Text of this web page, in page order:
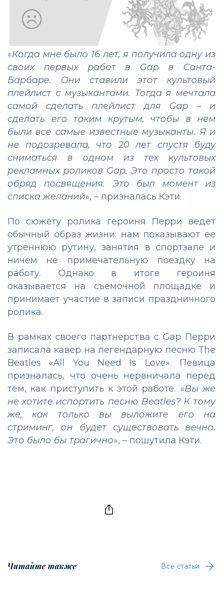
«Когда мне было 16 лет, я получила одну из
своих первых работ в Gap в Санта-
Барбаре. Они ставили этот культовый
плейлист с музыкантами. Тогда я мечтала
самой сделать плейлист для Gap – и
сделать его таким крутым, чтобы в нем
были все самые известные музыканты. Я и
не подозревала, что 20 лет спустя буду
сниматься в одном из тех культовых
рекламных роликов Gap. Это просто такой
обряд посвящения. Это был момент из
списка желаний», – призналась Кэти.
По сюжету ролика героиня Перри ведет
обычный образ жизни: нам показывают ее
утреннюю рутину, занятия в спортзале и
ничем не примечательную поездку на
работу. Однако в итоге героиня
оказывается на съемочной площадке и
принимает участие в записи праздничного
ролика.
В рамках своего партнерства с Gap Перри
записала кавер на легендарную песню The
Beatles «All You Need Is Love». Певица
призналась, что очень нервничала перед
тем, как приступить к этой работе. «Вы же
не хотите испортить песню Beatles? К тому
же, как только вы выложите его на
стриминг, он будет существовать вечно.
Это было бы трагично», – пошутила Кэти.
Читайте также Все статьи